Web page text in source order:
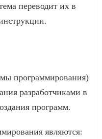
переводит их в
программирования)
разработчиками в
программ.
являются: